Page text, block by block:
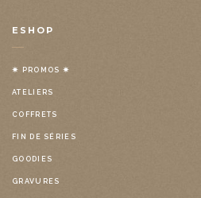
ESHOP
✷ PROMOS ✷
ATELIERS
COFFRETS
FIN DE SÉRIES
GOODIES
GRAVURES